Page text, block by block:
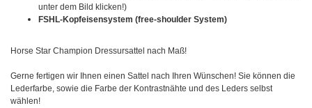
unter dem Bild klicken!)
FSHL-Kopfeisensystem (free-shoulder System)
Horse Star Champion Dressursattel nach Maß!
Gerne fertigen wir Ihnen einen Sattel nach Ihren Wünschen! Sie können die
Lederfarbe, sowie die Farbe der Kontrastnähte und des Leders selbst
wählen!